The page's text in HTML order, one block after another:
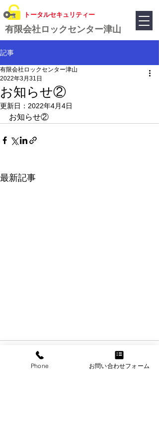
​トータルセキュリティー
有限会社ロックセンター津山
記事
お知らせ②
有限会社ロックセンター津山
2022年3月31日
更新日： 2022年4月4日
お知らせ②
最新記事
お知らせ①
お知らせ①
コメント
Phone お問い合わせフォーム